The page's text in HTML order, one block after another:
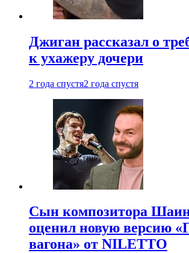
Джиган рассказал о
к ухажеру дочери
2 года спустя2 года спустя
Сын композитора
оценил новую версию
вагона» от NILETTO